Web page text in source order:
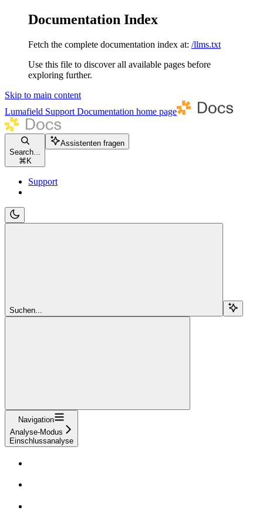
Documentation Index
Fetch the complete documentation index at: /llms.txt
Use this file to discover all available pages before
exploring further.
Skip to main content
Lumafield Support Documentation home page
Search...
⌘ K
Assistenten fragen
Support
Suchen...
Navigation
Analyse-Modus
Einschlussanalyse